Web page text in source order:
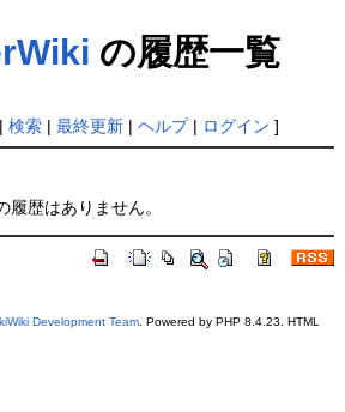
の履歴一覧
検索| 最終更新| ヘルプ| ログイン ]
履歴はありません。
Development Team. Powered by PHP 8.4.23. HTML